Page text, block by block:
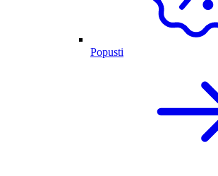
Popusti